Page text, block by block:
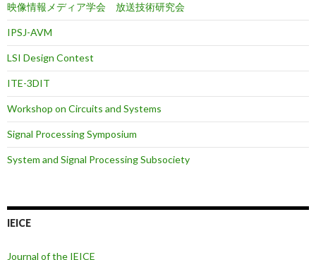
映像情報メディア学会 放送技術研究会
IPSJ-AVM
LSI Design Contest
ITE-3DIT
Workshop on Circuits and Systems
Signal Processing Symposium
System and Signal Processing Subsociety
IEICE
Journal of the IEICE